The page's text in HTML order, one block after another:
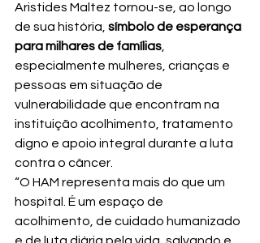
Aristides Maltez tornou-se, ao longo
de sua história, símbolo de esperança
para milhares de famílias
especialmente mulheres, crianças e
pessoas em situação de
vulnerabilidade que encontram na
instituição acolhimento, tratamento
digno e apoio integral durante a luta
contra o câncer.
“O HAM representa mais do que um
hospital. É um espaço de
acolhimento, de cuidado humanizado